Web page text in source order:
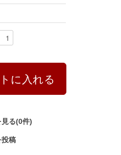
見る(0件)
投稿